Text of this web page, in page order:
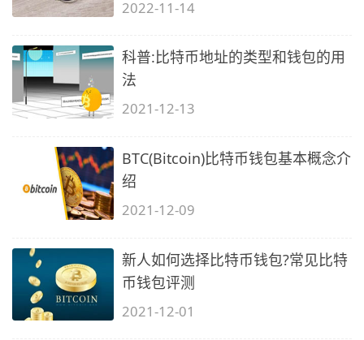
2022-11-14
科普:比特币地址的类型和钱包的用
法
2021-12-13
BTC(Bitcoin)比特币钱包基本概念介
绍
2021-12-09
新人如何选择比特币钱包?常见比特
币钱包评测
2021-12-01